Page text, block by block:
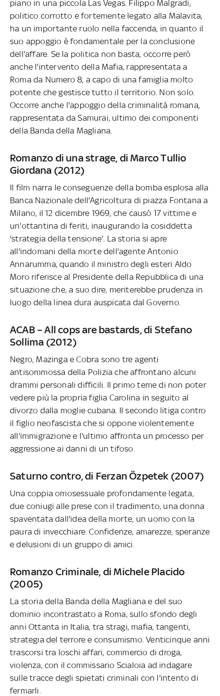
piano in una piccola Las Vegas. Filippo Malgradi,
politico corrotto e fortemente legato alla Malavita,
ha un importante ruolo nella faccenda, in quanto il
suo appoggio è fondamentale per la conclusione
dell'affare. Se la politica non basta, occorre però
anche l'intervento della Mafia, rappresentata a
Roma da Numero 8, a capo di una famiglia molto
potente che gestisce tutto il territorio. Non solo.
Occorre anche l'appoggio della criminalità romana,
rappresentata da Samurai, ultimo dei componenti
della Banda della Magliana.
Romanzo di una strage, di Marco Tullio
Giordana (2012)
Il film narra le conseguenze della bomba esplosa alla
Banca Nazionale dell'Agricoltura di piazza Fontana a
Milano, il 12 dicembre 1969, che causò 17 vittime e
un'ottantina di feriti, inaugurando la cosiddetta
'strategia della tensione'. La storia si apre
all'indomani della morte dell'agente Antonio
Annarumma, quando il ministro degli esteri Aldo
Moro riferisce al Presidente della Repubblica di una
situazione che, a suo dire, meriterebbe prudenza in
luogo della linea dura auspicata dal Governo.
ACAB – All cops are bastards, di Stefano
Sollima (2012)
Negro, Mazinga e Cobra sono tre agenti
antisommossa della Polizia che affrontano alcuni
drammi personali difficili. Il primo teme di non poter
vedere più la propria figlia Carolina in seguito al
divorzo dalla moglie cubana. Il secondo litiga contro
il figlio neofascista che si oppone violentemente
all'immigrazione e l'ultimo affronta un processo per
aggressione ai danni di un tifoso.
Saturno contro, di Ferzan Özpetek (2007)
Una coppia omosessuale profondamente legata,
due coniugi alle prese con il tradimento, una donna
spaventata dall'idea della morte, un uomo con la
paura di invecchiare. Confidenze, amarezze, speranze
e delusioni di un gruppo di amici.
Romanzo Criminale, di Michele Placido
(2005)
La storia della Banda della Magliana e del suo
dominio incontrastato a Roma, sullo sfondo degli
anni Ottanta in Italia, tra stragi, mafia, tangenti,
strategia del terrore e consumismo. Venticinque anni
trascorsi tra loschi affari, commercio di droga,
violenza, con il commissario Scialoia ad indagare
sulle tracce degli spietati criminali con l'intento di
fermarli.